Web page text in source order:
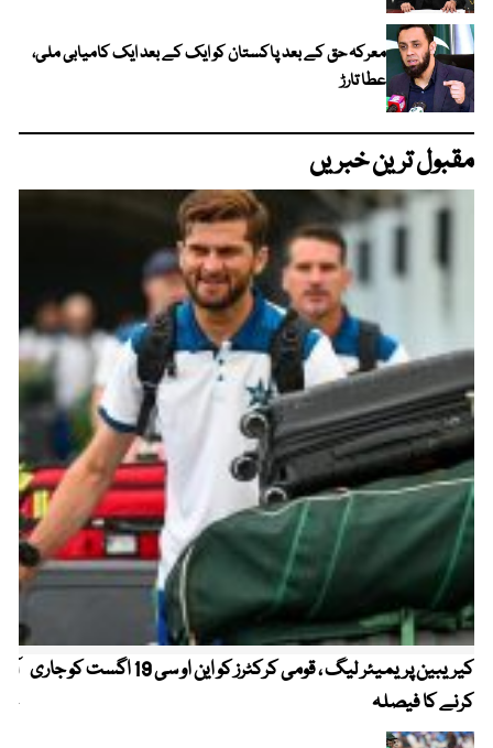
معرکہ حق کے بعد پاکستان کو ایک کے بعد ایک کامیابی ملی،
عطا تارڑ
مقبول ترین خبریں
کیریبین پریمیئر لیگ ، قومی کرکٹرز کو این او سی 19 اگست کو جاری
کرنے کا فیصلہ